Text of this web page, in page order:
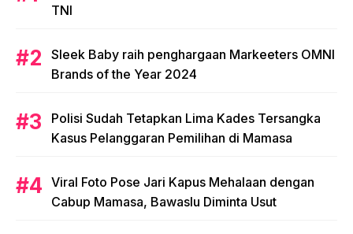
TNI
Sleek Baby raih penghargaan Markeeters OMNI
Brands of the Year 2024
Polisi Sudah Tetapkan Lima Kades Tersangka
Kasus Pelanggaran Pemilihan di Mamasa
Viral Foto Pose Jari Kapus Mehalaan dengan
Cabup Mamasa, Bawaslu Diminta Usut